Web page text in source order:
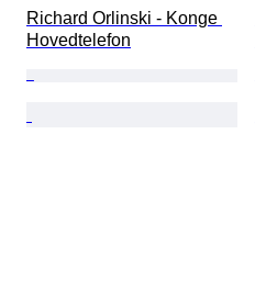
Richard Orlinski - Konge
Hovedtelefon